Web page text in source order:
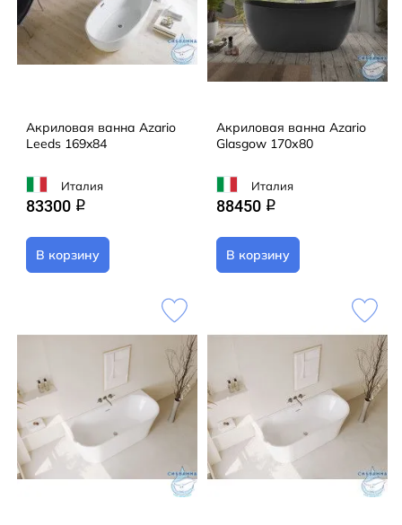
Акриловая ванна Azario
Leeds 169x84
Италия
83300 q
В корзину
Акриловая ванна Azario
Glasgow 170х80
Италия
88450 q
В корзину